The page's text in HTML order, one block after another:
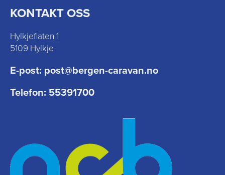
KONTAKT OSS
Hylkjeflaten 1
5109 Hylkje
E-post: post@bergen-caravan.no
Telefon: 55391700